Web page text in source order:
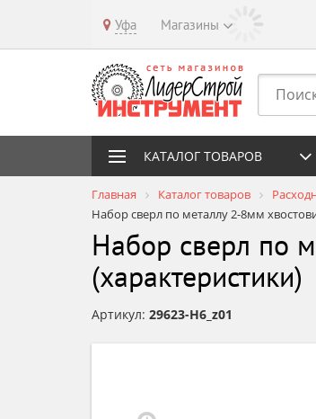
Уфа Магазины
КАТАЛОГ ТОВАРОВ
Главная Каталог товаров
Набор сверл по металлу 2-8мм
Набор сверл по
(характеристики)
Артикул: 29623-H6_z01